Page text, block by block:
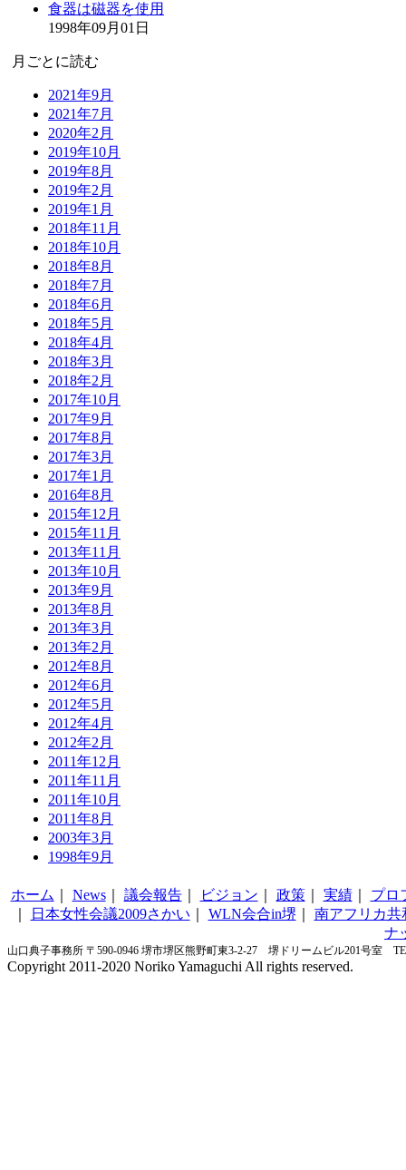
食器は磁器を使用
1998年09月01日
月ごとに読む
2021年9月
2021年7月
2020年2月
2019年10月
2019年8月
2019年2月
2019年1月
2018年11月
2018年10月
2018年8月
2018年7月
2018年6月
2018年5月
2018年4月
2018年3月
2018年2月
2017年10月
2017年9月
2017年8月
2017年3月
2017年1月
2016年8月
2015年12月
2015年11月
2013年11月
2013年10月
2013年9月
2013年8月
2013年3月
2013年2月
2012年8月
2012年6月
2012年5月
2012年4月
2012年2月
2011年12月
2011年11月
2011年10月
2011年8月
2003年3月
1998年9月
ホーム News｜ 議会報告｜ ビジョン 政策｜ 実績｜ プロ
日本女性会議2009さかい WLN会合in堺
南アフリカ共
ナ
山口典子事務所 〒590-0946 堺市堺区熊野町東3-2-27 堺ドリームビル201号室
Copyright 2011-2020 Noriko Yamaguchi All rights reserved.